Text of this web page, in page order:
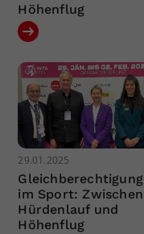
Höhenflug
29.01.2025
Gleichberechtigung
im Sport: Zwischen
Hürdenlauf und
Höhenflug